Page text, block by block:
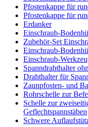
Pfostenkappe für
Pfostenkappe für
Erdanker
Einschraub-
Zubehör-Set
Einschraub-
Einschraub-
Spanndrahthalter
Drahthalter für
Zaunpfosten- und
Rohrschelle zur
Schelle zur
Geflechtspannstäben
Schwere